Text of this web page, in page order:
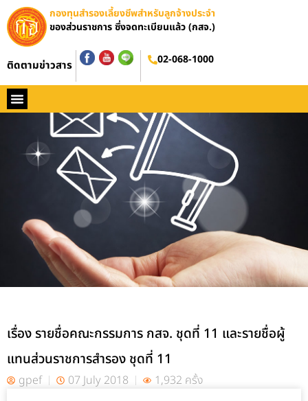
กองทุนสำรองเลี้ยงชีพสำหรับลูกจ้างประจำ
ของส่วนราชการ ซึ่งจดทะเบียนแล้ว (กสจ.)
ติดตามข่าวสาร 02-068-1000
เรื่อง รายชื่อคณะกรรมการ กสจ. ชุดที่ 11 และรายชื่อผู้
แทนส่วนราชการสำรอง ชุดที่ 11
gpef 07 July 2018 1,932 ครั้ง